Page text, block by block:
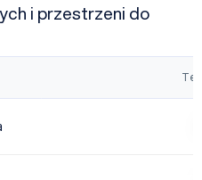
i przestrzeni do